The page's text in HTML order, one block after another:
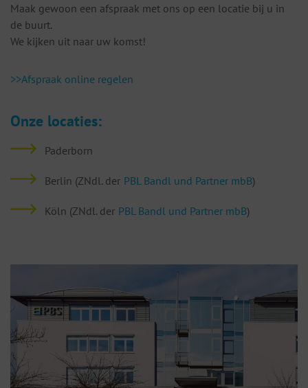
Maak gewoon een afspraak met ons op een locatie bij u in
de buurt.
We kijken uit naar uw komst!
>>Afspraak online regelen
Onze locaties:
Paderborn
Berlin (ZNdl. der PBL Bandl und Partner mbB)
Köln (ZNdl. der PBL Bandl und Partner mbB)